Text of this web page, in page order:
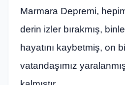
Marmara Depremi,
derin izler bırakmış,
hayatını kaybetmiş, on
vatandaşımız